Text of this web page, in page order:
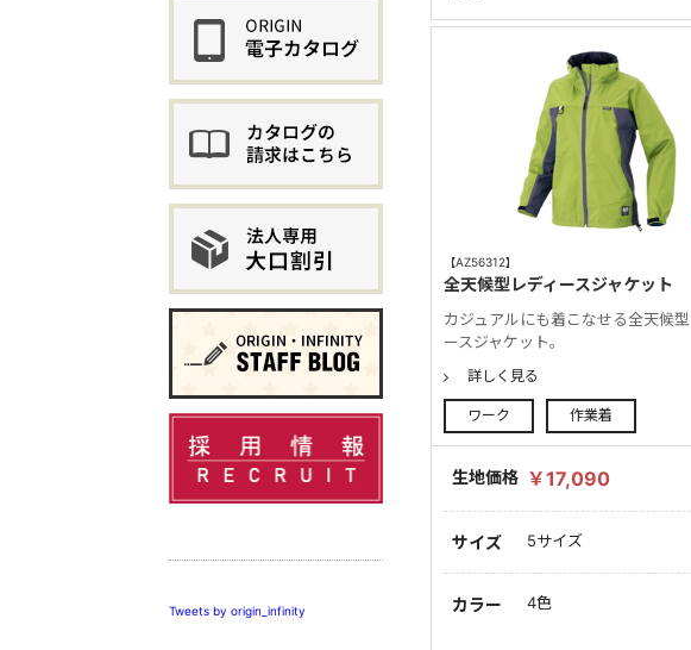
【AZ56312】
全天候型レディースジャケット
カジュアルにも着こなせる全天候型
ースジャケット。
詳しく見る
ワーク 作業着
生地価格 ￥17,090
サイズ 5サイズ
カラー 4色
Tweets by origin_infinity